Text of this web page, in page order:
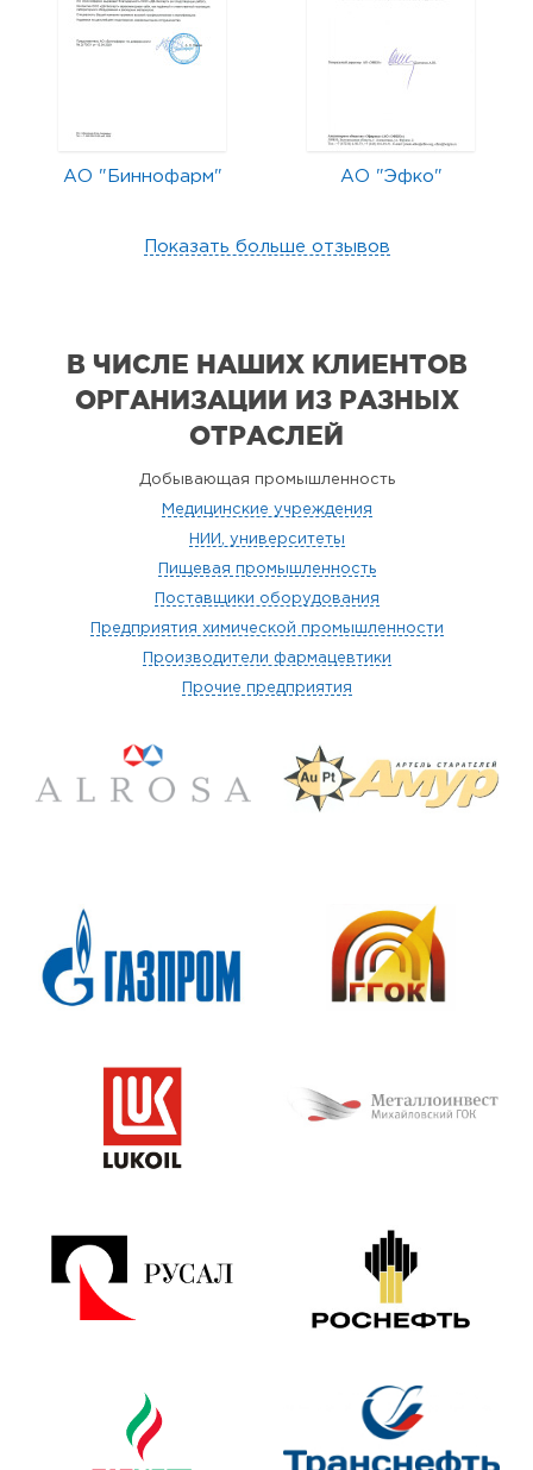
АО "Биннофарм" АО "Эфко"
Показать больше отзывов
В ЧИСЛЕ НАШИХ КЛИЕНТОВ
ОРГАНИЗАЦИИ ИЗ РАЗНЫХ
ОТРАСЛЕЙ
Добывающая промышленность
Медицинские учреждения
НИИ, университеты
Пищевая промышленность
Поставщики оборудования
Предприятия химической промышленности
Производители фармацевтики
Прочие предприятия